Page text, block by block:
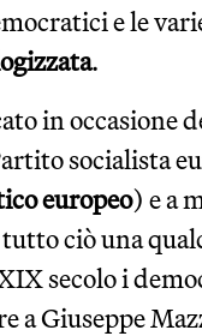
e le
.
in occasione
socialista
europeo) e a
ciò una
secolo i
a Giuseppe